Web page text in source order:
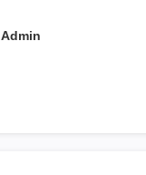
Admin